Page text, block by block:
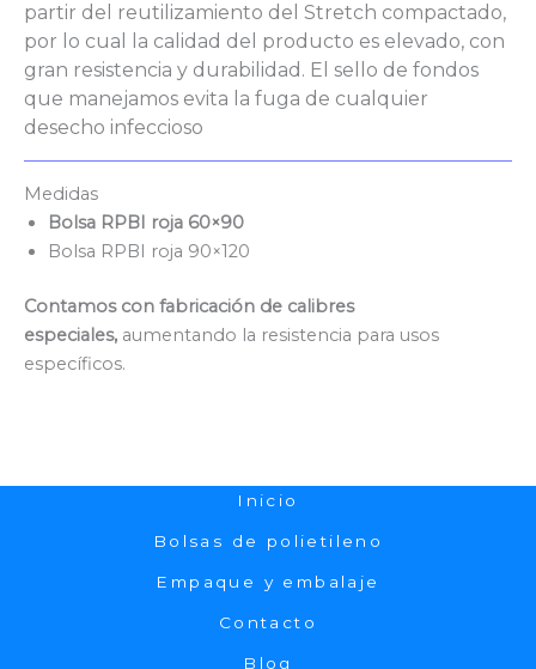
partir del reutilizamiento del Stretch compactado,
por lo cual la calidad del producto es elevado, con
gran resistencia y durabilidad. El sello de fondos
que manejamos evita la fuga de cualquier
desecho infeccioso
Medidas
Bolsa RPBI roja 60×90
Bolsa RPBI roja 90×120
Contamos con fabricación de calibres
especiales, aumentando la resistencia para usos
específicos.
Inicio
Bolsas de polietileno
Empaque y embalaje
Contacto
Blog